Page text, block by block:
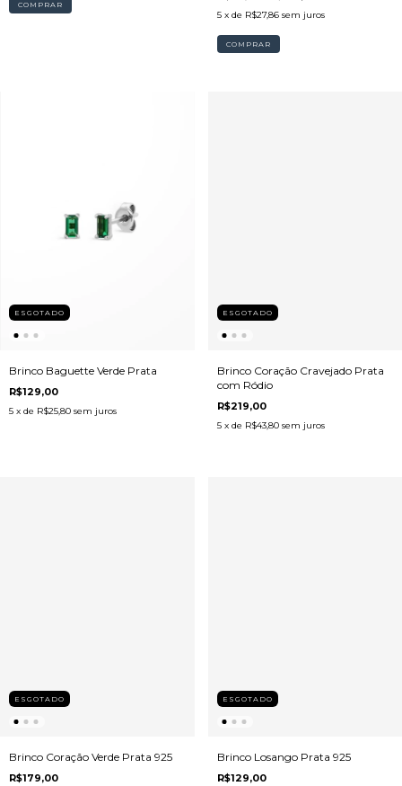
5 x de R$27,86 sem juros
ESGOTADO
Brinco Baguette Verde Prata
R$129,00
5 x de R$25,80 sem juros
ESGOTADO
Brinco Coração Cravejado Prata
com Ródio
R$219,00
5 x de R$43,80 sem juros
ESGOTADO
Brinco Coração Verde Prata 925
R$179,00
ESGOTADO
Brinco Losango Prata 925
R$129,00